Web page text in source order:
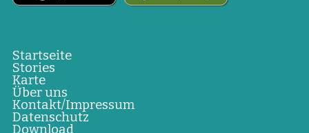
Startseite
Stories
Karte
Über uns
Kontakt/Impressum
Datenschutz
Download